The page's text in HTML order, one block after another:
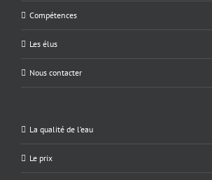
Compétences
Les élus
Nous contacter
La qualité de l’eau
Le prix